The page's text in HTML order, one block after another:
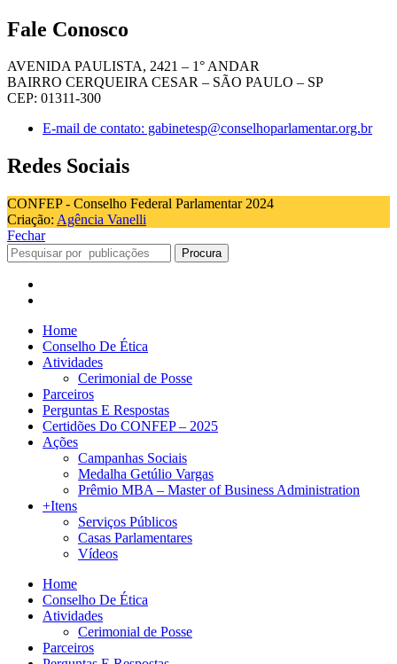
Fale Conosco
AVENIDA PAULISTA, 2421 – 1° ANDAR
BAIRRO CERQUEIRA CESAR – SÃO PAULO – SP
CEP: 01311-300
E-mail de contato: gabinetesp@conselhoparlamentar.org.br
Redes Sociais
CONFEP - Conselho Federal Parlamentar 2024
Criação: Agência Vanelli
Fechar
Procura
Home
Conselho De Ética
Atividades
Cerimonial de Posse
Parceiros
Perguntas E Respostas
Certidões Do CONFEP – 2025
Ações
Campanhas Sociais
Medalha Getúlio Vargas
Prêmio MBA – Master of Business Administration
+Itens
Serviços Públicos
Casas Parlamentares
Vídeos
Home
Conselho De Ética
Atividades
Cerimonial de Posse
Parceiros